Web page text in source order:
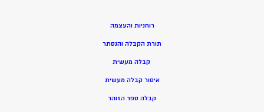
רוחניות והעצמה
תורת הקבלה והנסתר
קבלה מעשית
איסור קבלה מעשית
קבלה ספר הזוהר